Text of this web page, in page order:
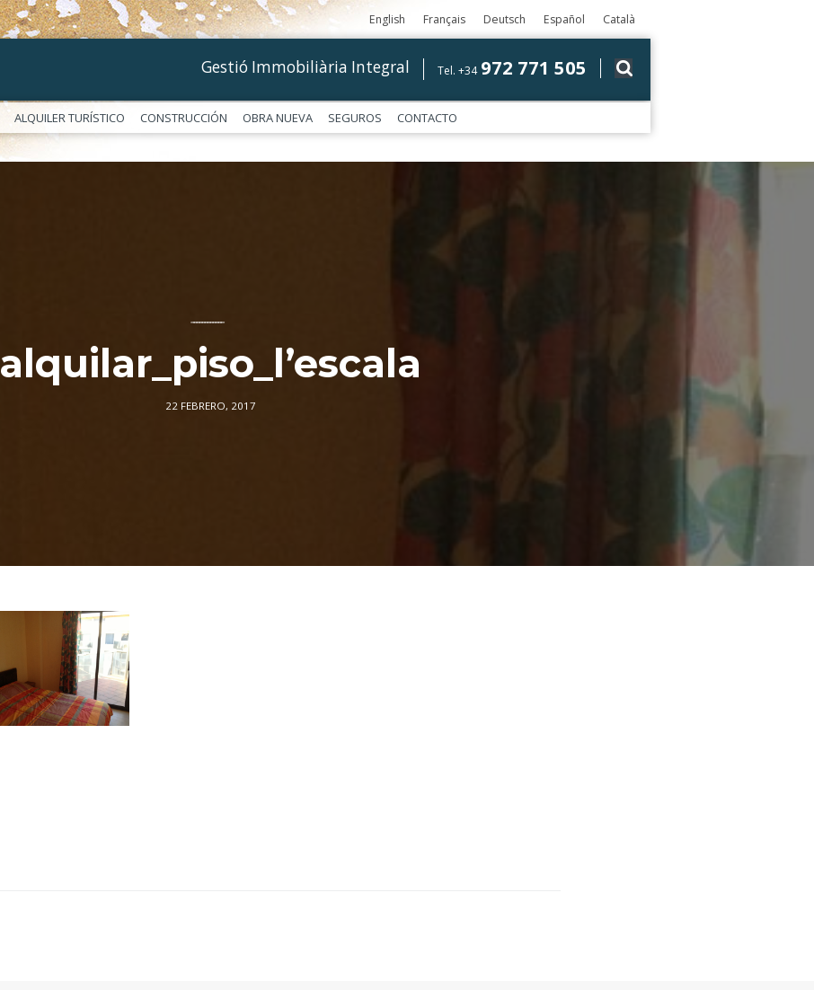
English Français Deutsch Español Català
Tel. +34 972 771 505
Gestió Immobiliària Integral
ALQUILER TURÍSTICO CONSTRUCCIÓN OBRA NUEVA SEGUROS CONTACTO
––––––––––––
alquilar_piso_l’escala
22 FEBRERO, 2017